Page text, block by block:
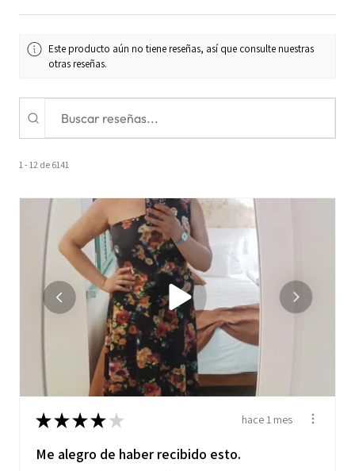
Este producto aún no tiene reseñas, así que consulte nuestras
otras reseñas.
1 - 12 de 6141
★★★★ ★ hace 1 mes
Me alegro de haber recibido esto.